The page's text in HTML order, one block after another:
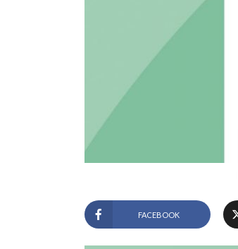
FACEBOOK